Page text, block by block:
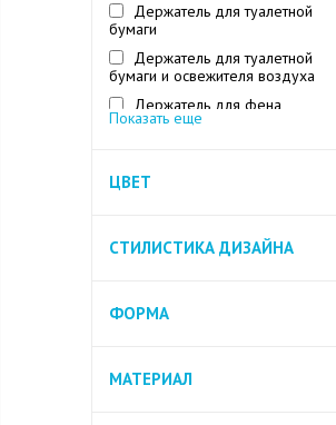
Держатель для туалетной
бумаги
Держатель для туалетной
бумаги и освежителя воздуха
Держатель для фена
и ершика
Держатель стакана и
Показать еще
ЦВЕТ
СТИЛИСТИКА ДИЗАЙНА
ФОРМА
МАТЕРИАЛ